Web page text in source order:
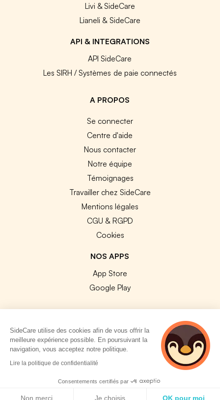
Livi & SideCare
Lianeli & SideCare
API & INTEGRATIONS
API SideCare
Les SIRH / Systèmes de paie connectés
A PROPOS
Se connecter
Centre d'aide
Nous contacter
Notre équipe
Témoignages
Travailler chez SideCare
Mentions légales
CGU & RGPD
Cookies
NOS APPS
App Store
Google Play
© 2026 SideCare. Tous droits réservés.
SideCare utilise des cookies afin de vous offrir la
meilleure expérience possible. En poursuivant la
navigation, vous acceptez notre politique.
Lire la politique de confidentialité
Consentements certifiés par
Non merci Je choisis OK pour moi
5 personnes
consultent
actuellement cette